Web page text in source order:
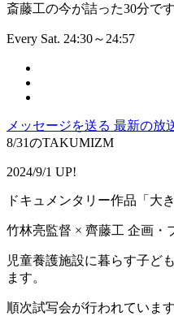
斎藤工の今が詰った30分です
Every Sat. 24:30～24:57
メッセージを送る 最新の放
8/31のTAKUMIZM
2024/9/1 UP!
ドキュメンタリー作品「大
竹林亮監督 × 齊藤工 企画・
児童養護施設に暮らす子ど
ます。
順次試写会が行われています